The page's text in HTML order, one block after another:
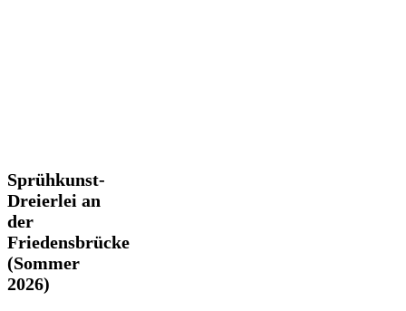
Sprühkunst-
Dreierlei
an
der
Friedensbrücke
(Sommer
2026)
Sprühkunst-
Dreierlei an
der
Friedensbrücke
(Sommer
2026)